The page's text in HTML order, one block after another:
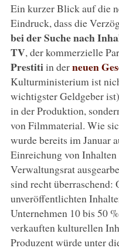
Ein kurzer Blick auf die
Eindruck, dass die
bei der Suche nach
TV, der kommerzielle
Prestitiin derneuen
Kulturministerium ist
wichtigster Geldgeber
in der Produktion,
von Filmmaterial. Wie
wurde bereits im Januar
Einreichung von
Verwaltungsrat
sind recht
unveröffentlichten
Unternehmen 10 bis 50
verkauften kulturellen
Produzent würde unter